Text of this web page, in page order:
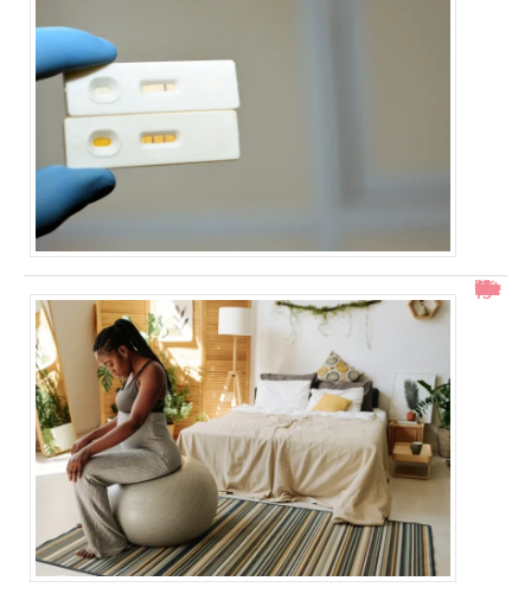
Col ouvert à 1 doigt : accouchement dans combien de temps ?